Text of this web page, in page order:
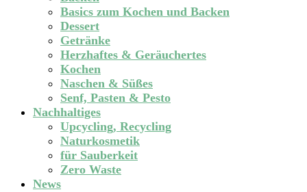
Basics zum Kochen und Backen
Dessert
Getränke
Herzhaftes & Geräuchertes
Kochen
Naschen & Süßes
Senf, Pasten & Pesto
Nachhaltiges
Upcycling, Recycling
Naturkosmetik
für Sauberkeit
Zero Waste
News